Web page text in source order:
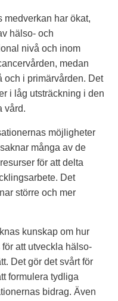
medverkan har ökat,
hälso- och
nivå och inom
medan
och i primärvården. Det
i låg utsträckning i den
vård.
möjligheter
många av de
för att delta
Det
större och mer
kunskap om hur
att utveckla hälso-
Det gör det svårt för
formulera tydliga
bidrag. Även